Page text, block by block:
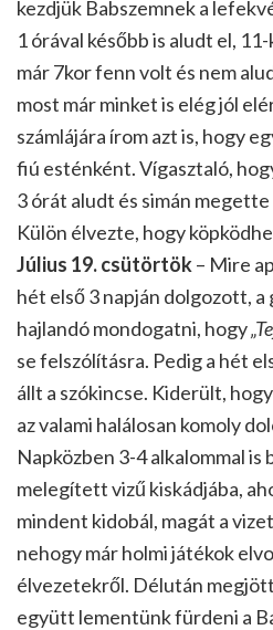
kezdjük Babszemnek a
1 órával később is aludt el,
már 7kor fenn volt és nem
most már minket is elég jól
számlájára írom azt is, hogy
fiú esténként. Vígasztaló,
3 órát aludt és simán
Külön élvezte, hogy
Július 19. csütörtök– Mire
hét első 3 napján dolgozott,
hajlandó mondogatni, hogy
se felszólításra. Pedig a hét
állt a szókincse. Kiderült,
az valami halálosan komoly
Napközben 3-4 alkalommal is
melegített vizű kiskádjába,
mindent kidobál, magát a
nehogy már holmi játékok
élvezetekről. Délután megjött
együtt lementünk fürdeni a